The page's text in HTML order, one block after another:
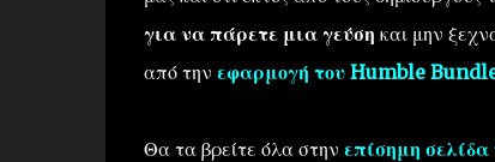
για να πάρετε μια γεύση και μην
από την εφαρμογή του Humble
Θα τα βρείτε όλα στην επίσημη